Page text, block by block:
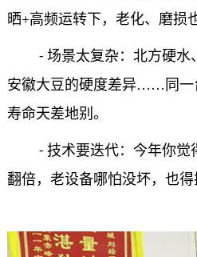
晒+高频运转下，老化、磨损
- 场景太复杂：北方硬水
安徽大豆的硬度差异……同一
寿命天差地别。
- 技术要迭代：今年你觉
翻倍，老设备哪怕没坏，也得